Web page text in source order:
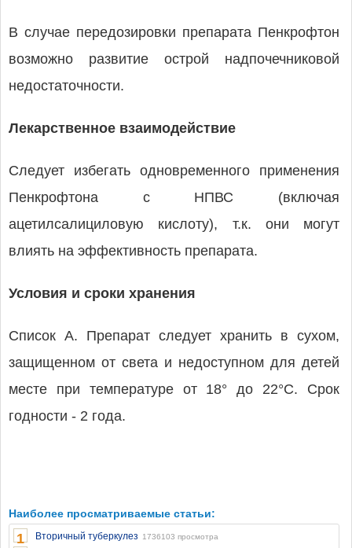
В случае передозировки препарата Пенкрофтон
возможно развитие острой надпочечниковой
недостаточности.
Лекарственное взаимодействие
Следует избегать одновременного применения
Пенкрофтона с НПВС (включая
ацетилсалициловую кислоту), т.к. они могут
влиять на эффективность препарата.
Условия и сроки хранения
Список А. Препарат следует хранить в сухом,
защищенном от света и недоступном для детей
месте при температуре от 18° до 22°С. Срок
годности - 2 года.
Наиболее просматриваемые статьи:
1 Вторичный туберкулез 1736103 просмотра